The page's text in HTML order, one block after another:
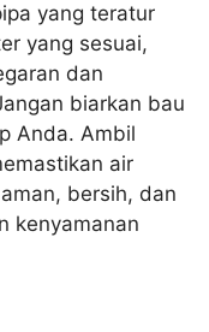
yang teratur
yang sesuai,
dan
biarkan bau
Anda. Ambil
air
bersih, dan
kenyamanan